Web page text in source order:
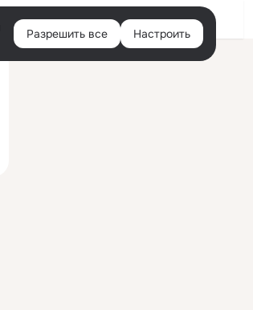
Войти
Разрешить все Настроить